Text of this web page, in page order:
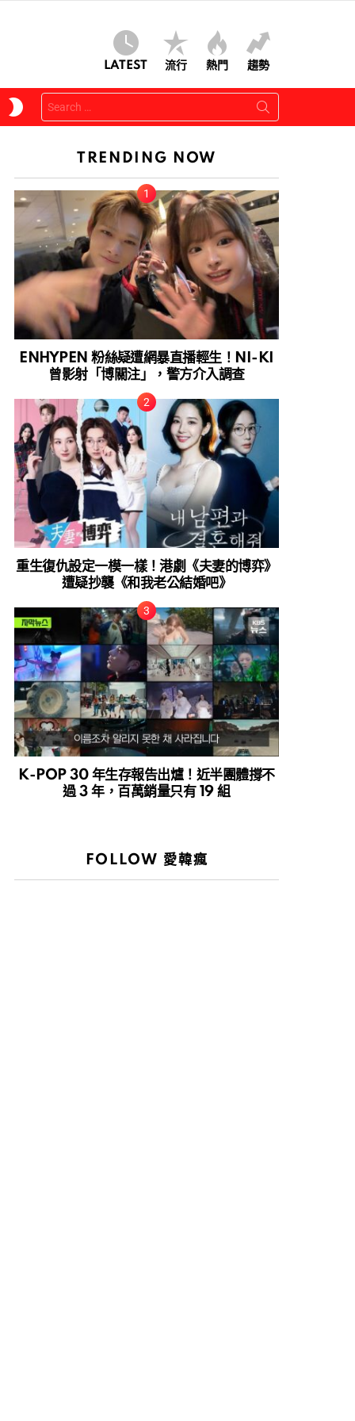
LATEST 流行 熱門 趨勢
SKIN
Search
for:
TRENDING NOW
ENHYPEN 粉絲疑遭網暴直播輕生！NI-KI
曾影射「博關注」，警方介入調查
重生復仇設定一模一樣！港劇《夫妻的博弈》
遭疑抄襲《和我老公結婚吧》
K-POP 30 年生存報告出爐！近半團體撐不
過 3 年，百萬銷量只有 19 組
FOLLOW 愛韓瘋